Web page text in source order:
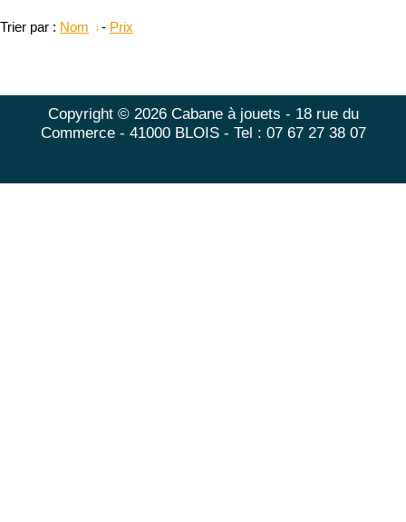
Trier par : Nom - Prix
Copyright © 2026 Cabane à jouets - 18 rue du
Commerce - 41000 BLOIS - Tel : 07 67 27 38 07